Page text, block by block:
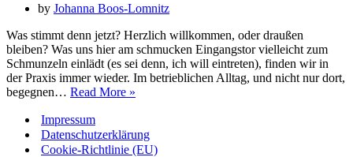
by Johanna Boos-Lomnitz
Was stimmt denn jetzt? Herzlich willkommen, oder draußen
bleiben? Was uns hier am schmucken Eingangstor vielleicht zum
Schmunzeln einlädt (es sei denn, ich will eintreten), finden wir in
der Praxis immer wieder. Im betrieblichen Alltag, und nicht nur dort,
begegnen… Read More »
Unternehmen
erkennen
Impressum
Datenschutzerklärung
Cookie-Richtlinie (EU)